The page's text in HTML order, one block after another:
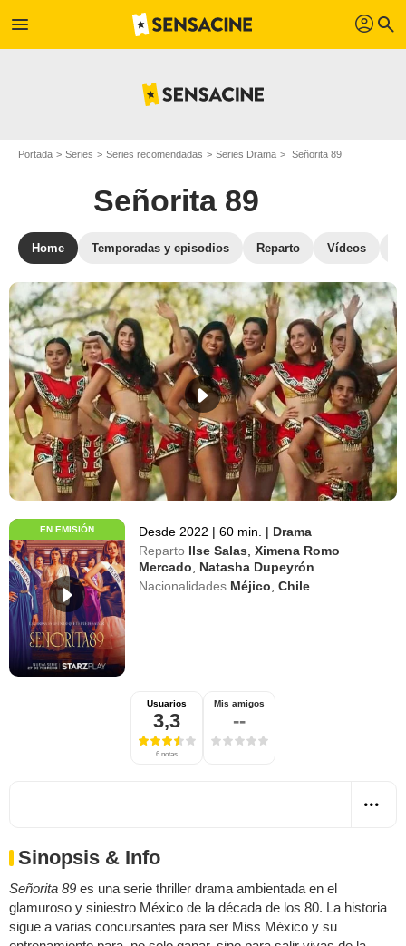
menu profil search
Portada Series Series recomendadas Series Drama Señorita 89
Señorita 89
Home Temporadas y episodios Reparto Vídeos
EN EMISIÓN Desde 2022 | 60 min. | Drama
Reparto Ilse Salas ,Ximena Romo
Mercado
Natasha Dupeyrón
Nacionalidades Méjico ,Chile
Usuarios
3,3
6 notas
Mis amigos
--
Sinopsis & Info
Señorita 89 es una serie thriller drama ambientada en el
glamuroso y siniestro México de la década de los 80. La historia
sigue a varias concursantes para ser Miss México y su